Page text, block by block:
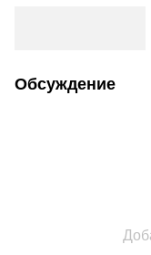
Обсуждение